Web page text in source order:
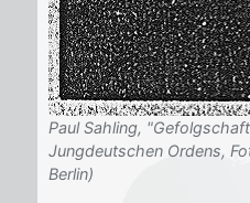
Paul Sahling,
Jungdeutschen Ordens,
Berlin)